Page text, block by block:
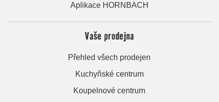
Aplikace HORNBACH
Vaše prodejna
Přehled všech prodejen
Kuchyňské centrum
Koupelnové centrum